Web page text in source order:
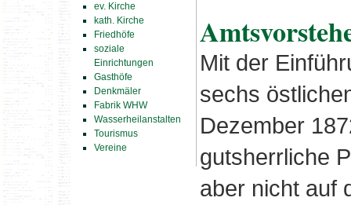
ev. Kirche
kath. Kirche
Friedhöfe
soziale
Einrichtungen
Gasthöfe
Denkmäler
Fabrik WHW
Wasserheilanstalten
Tourismus
Vereine
Mit der
sechs
Dezember
gutsherrliche
aber nicht auf